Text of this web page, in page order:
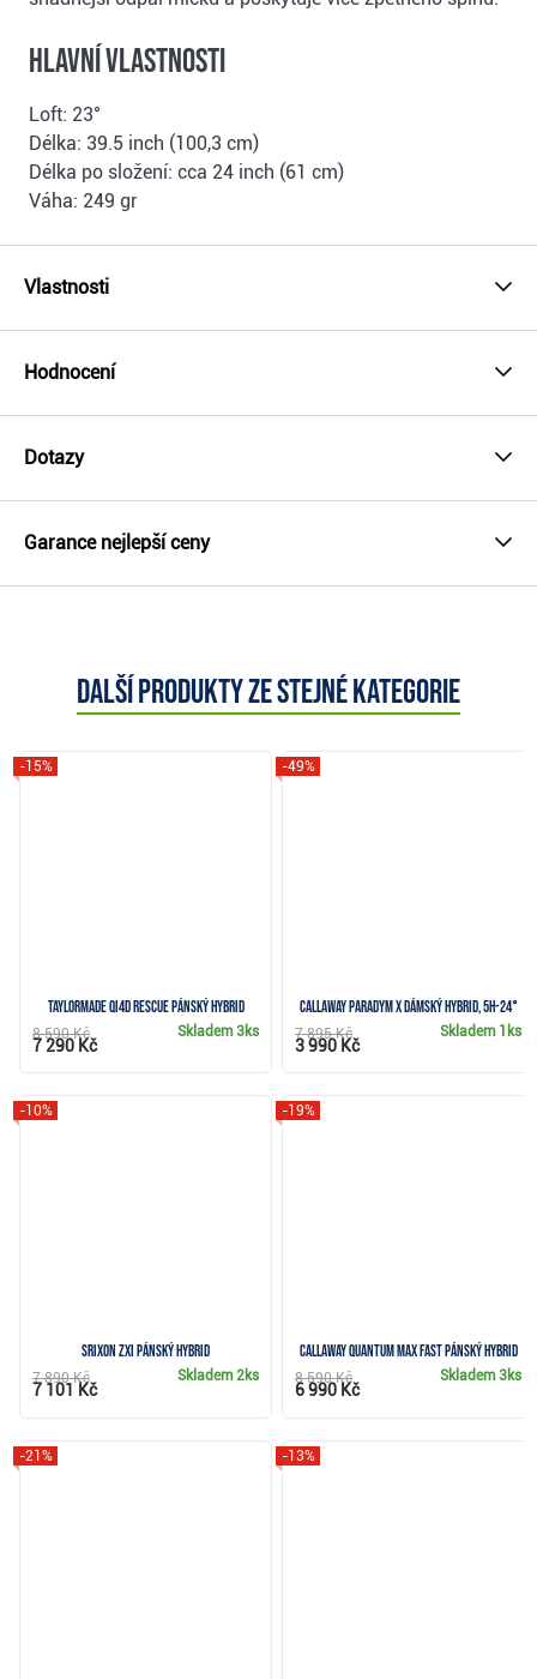
Hlavní vlastnosti
Loft: 23°
Délka: 39.5 inch (100,3 cm)
Délka po složení: cca 24 inch (61 cm)
Váha: 249 gr
Vlastnosti
Hodnocení
Dotazy
Garance nejlepší ceny
Další produkty ze stejné kategorie
TaylorMade Qi4D Rescue pánský hybrid
-15%
Skladem3ks
8 590 Kč
7 290 Kč
Callaway Paradym X dámský hybrid, 5H-24°
-49%
Skladem 1ks
7 895 Kč
3 990 Kč
Srixon ZXi pánský hybrid
-10%
Skladem2ks
7 890 Kč
7 101 Kč
Callaway Quantum Max Fast pánský hybrid
-19%
Skladem3ks
8 590 Kč
6 990 Kč
-21% -13%